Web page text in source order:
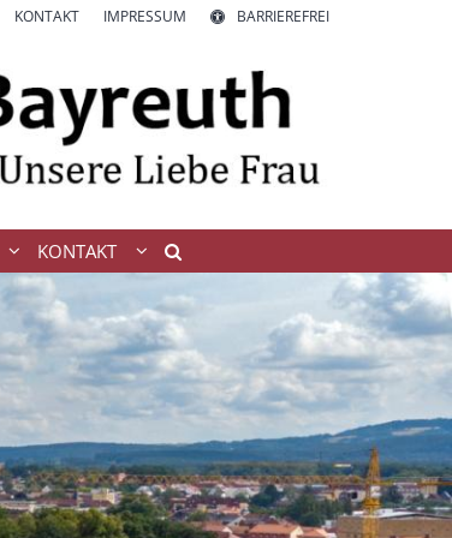
KONTAKT IMPRESSUM BARRIEREFREI
KONTAKT